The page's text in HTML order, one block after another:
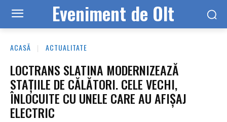
Eveniment de Olt
ACASĂ ACTUALITATE
LOCTRANS SLATINA MODERNIZEAZĂ
STAȚIILE DE CĂLĂTORI. CELE VECHI,
ÎNLOCUITE CU UNELE CARE AU AFIȘAJ
ELECTRIC